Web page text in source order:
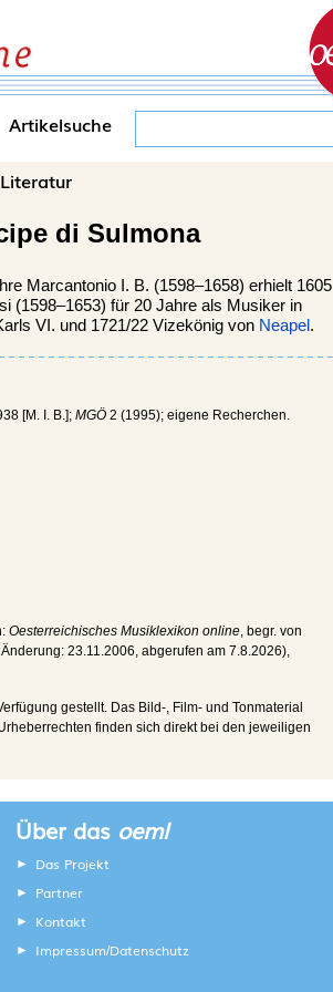
Artikelsuche
Literatur
di Sulmona
Marcantonio I. B. (1598–1658) erhielt 1605
(1598–1653) für 20 Jahre als Musiker in
VI. und 1721/22 Vizekönig von Neapel .
[M. I. B.]; MGÖ 2 (1995); eigene Recherchen.
Oesterreichisches Musiklexikon online, begr. von
23.11.2006, abgerufen am 7.8.2026),
gestellt. Das Bild-, Film- und Tonmaterial
finden sich direkt bei den jeweiligen
Über das oeml
Das Projekt
Partner
Kontakt
Impressum/Datenschutz